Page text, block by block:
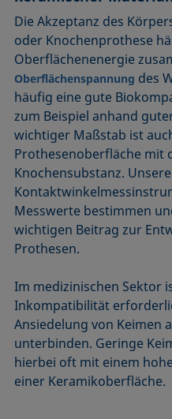
Die Akzeptanz des
oder Knochenprothese
Oberflächenenergie
Oberflächenspannung des
häufig eine gute
zum Beispiel anhand
wichtiger Maßstab ist
Prothesenoberfläche mit
Knochensubstanz. Unsere
Messwerte bestimmen
wichtigen Beitrag zur
Prothesen.
Im medizinischen Sektor
Inkompatibilität
Ansiedelung von Keimen
unterbinden. Geringe
hierbei oft mit einem
einer Keramikoberfläche.